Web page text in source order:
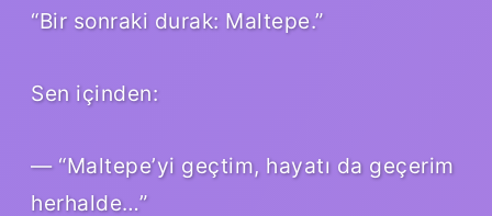
“Bir sonraki durak: Maltepe.”
Sen içinden:
— “Maltepe’yi geçtim, hayatı da geçerim
herhalde…”